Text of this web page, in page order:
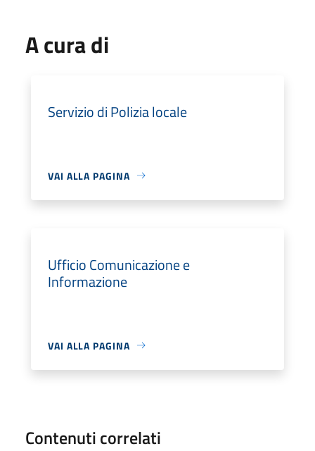
A cura di
Servizio di Polizia locale
VAI ALLA PAGINA
Ufficio Comunicazione e
Informazione
VAI ALLA PAGINA
Contenuti correlati